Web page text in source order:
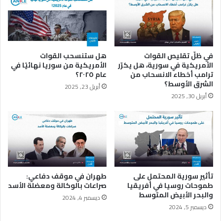
م
ر
ي
ك
ي
ي
ن
ج
ي
و
ب
ا
ل
ط
ا
غ
ي
ة
ا
ل
ن
ر
"
ع
ل
ى
ق
ي
د
ا
ل
ح
ا
ة
ل
ك
ن
ه
غ
في ظلّ تقليص القوات
الأمريكية في سورية، هل يكرّر
ترامب أخطاء الانسحاب من
الشرق الأوسط؟
أبريل 30, 2025
هل ستنسحب القوات
الأمريكية من سوريا نهائيًا في
عام ٢٠٢٥؟
أبريل 23, 2025
تأثير سورية المحتمل على
طموحات روسيا في أفريقيا
والبحر الأبيض المتوسط
ديسمبر 5, 2024
طهران في موقف دفاعي:
صراعات بالوكالة ومعضلة الأسد
ديسمبر 4, 2024